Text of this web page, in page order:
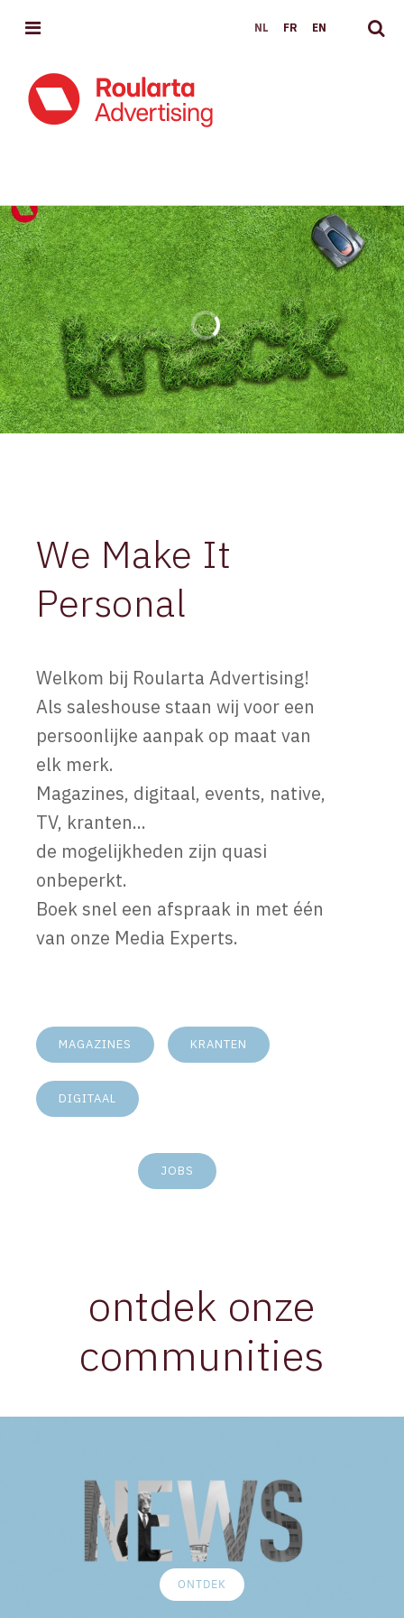
MENU
We Make It
Personal
Welkom bij Roularta Advertising!
Als saleshouse staan wij voor een
persoonlijke aanpak op maat van
elk merk.
Magazines, digitaal, events, native,
TV, kranten...
de mogelijkheden zijn quasi
onbeperkt.
Boek snel een afspraak in met één
van onze Media Experts.
MAGAZINES KRANTEN
DIGITAAL
JOBS
ontdek onze
communities
ONTDEK